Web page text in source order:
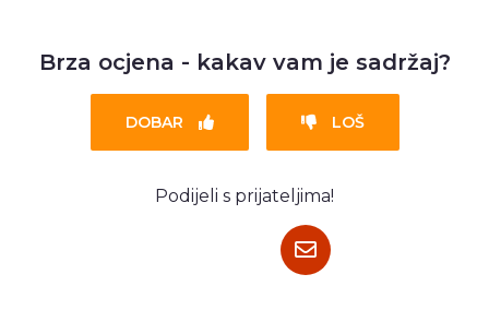
Brza ocjena - kakav vam je sadržaj?
DOBAR LOŠ
Podijeli s prijateljima!